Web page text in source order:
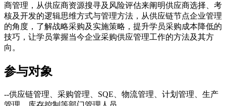
商管理，从供应商资源搜寻及风险评估来阐明供应商选择、考
核及开发的逻辑思维方式与管理方法，从供应链节点企业管理
的角度，了解战略采购及实施策略，提升学员采购成本降低的
技巧，让学员掌握当今企业采购供应管理工作的方法及其方
向。
参与对象
--供应链管理、采购管理、SQE、物流管理、计划管理、生产